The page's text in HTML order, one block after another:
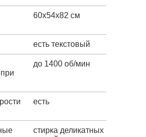
60x54x82 см
есть текстовый
до 1400 об/мин
есть
стирка деликатных